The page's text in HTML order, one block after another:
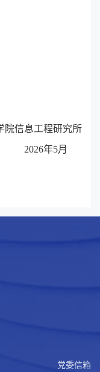
院信息工程研究所
2026年5月
党委信箱